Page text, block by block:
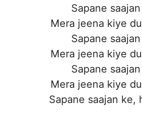
Sapane
Mera jeena kiye
Sapane
Mera jeena kiye
Sapane
Mera jeena kiye
Sapane saajan ke,